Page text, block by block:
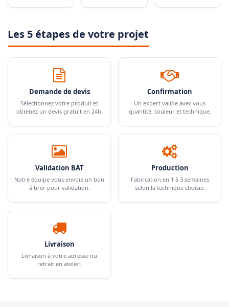
Les 5 étapes de votre projet
Demande de devis
Sélectionnez votre produit et
obtenez un devis gratuit en 24h.
Confirmation
Un expert valide avec vous
quantité, couleur et technique.
Validation BAT
Notre équipe vous envoie un bon
à tirer pour validation.
Production
Fabrication en 1 à 3 semaines
selon la technique choisie.
Livraison
Livraison à votre adresse ou
retrait en atelier.